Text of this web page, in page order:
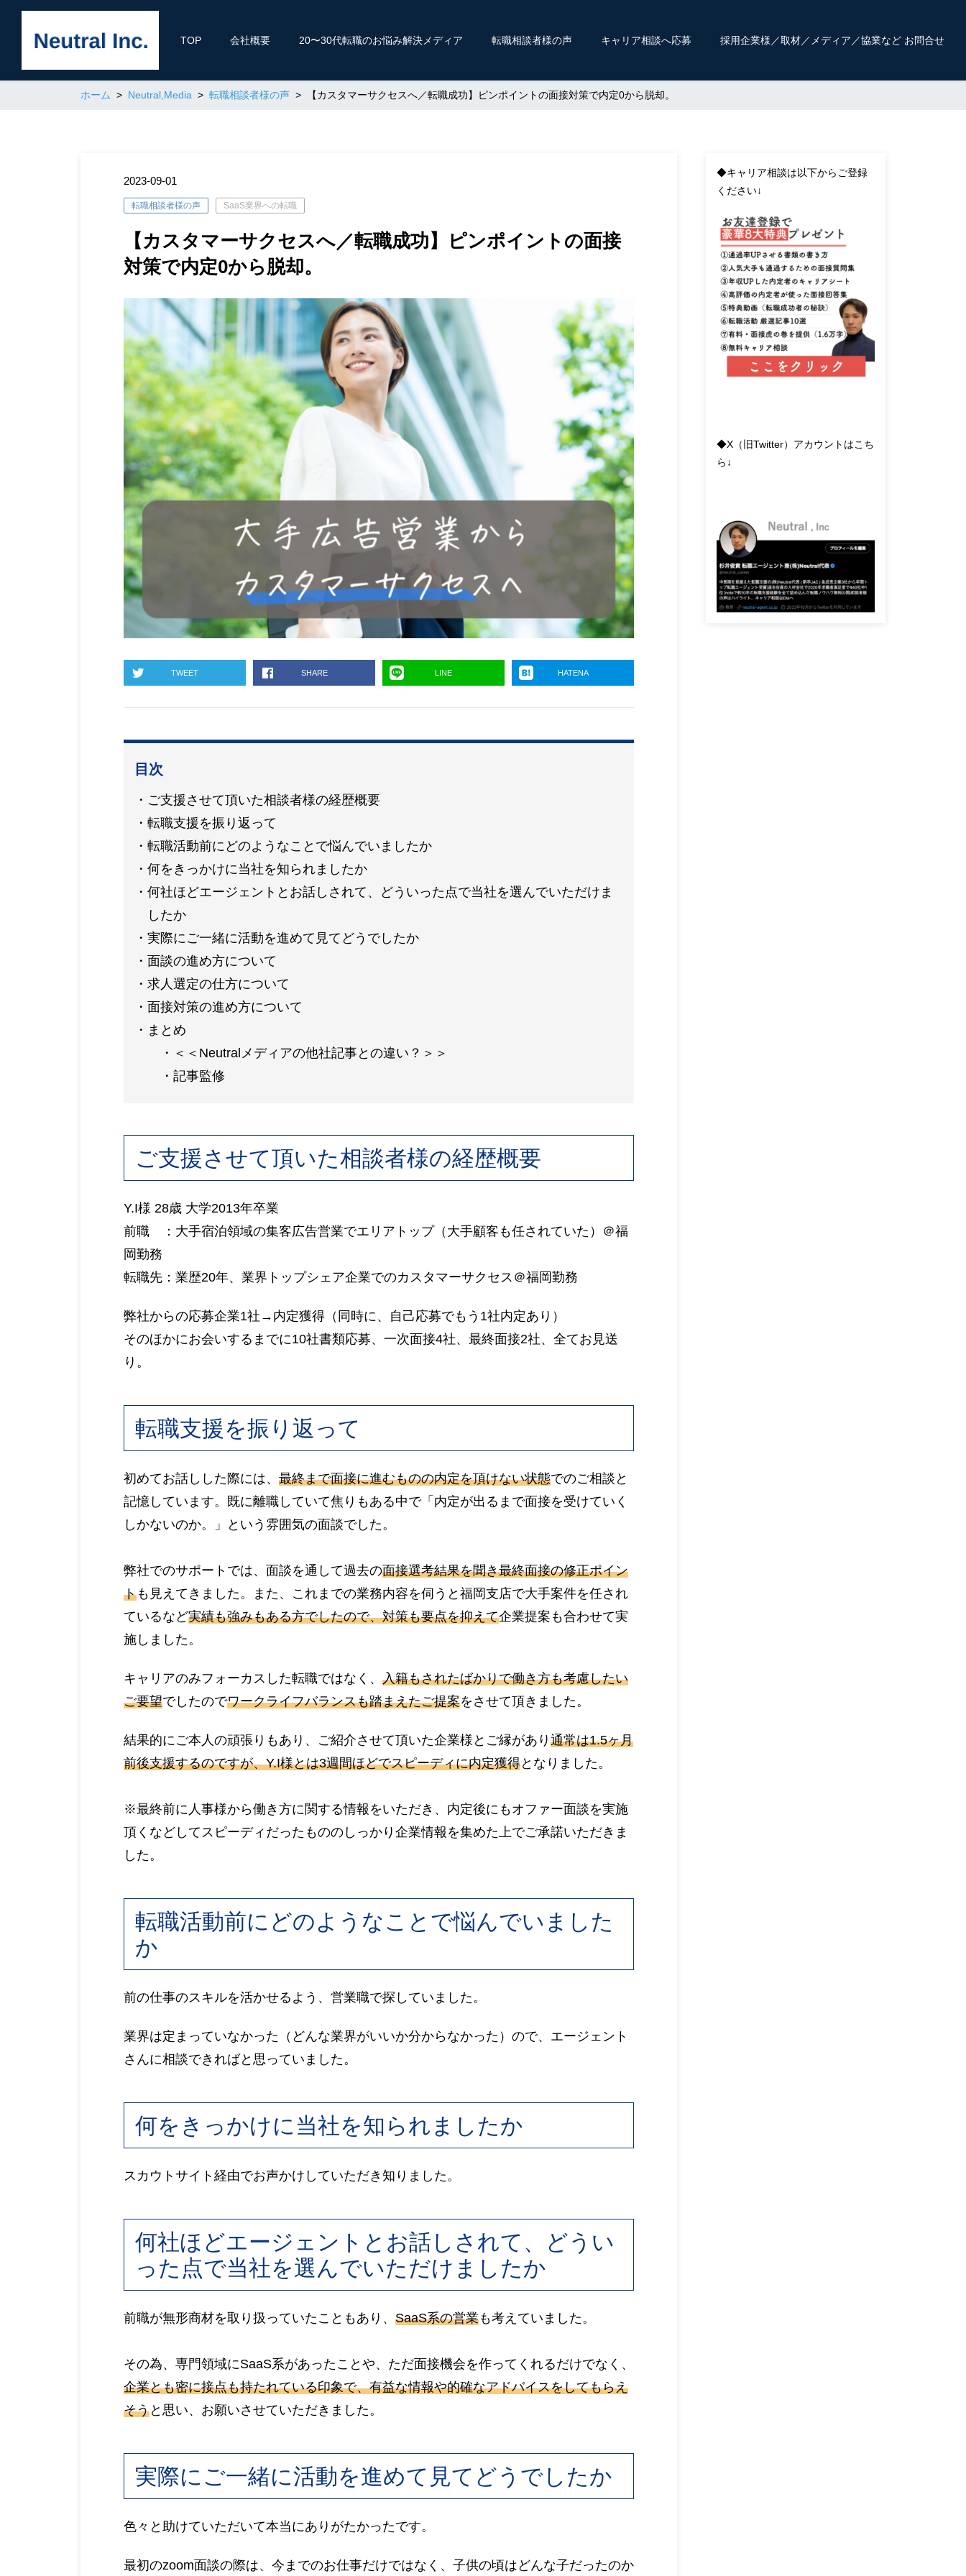
TOP 会社概要 20〜30代転職のお悩み解決メディア 転職相談者様の声 キャリア相談へ応募 採用企業様／取材／メディア／協業など お問合せ
ホーム Neutral,Media 転職相談者様の声 【カスタマーサクセスへ／転職成功】ピンポイントの面接対策で内定0から脱却。
2023-09-01
転職相談者様の声 SaaS業界への転職
【カスタマーサクセスへ／転職成功】ピンポイントの面接
対策で内定0から脱却。
TWEET SHARE LINE HATENA
目次
ご支援させて頂いた相談者様の経歴概要
転職支援を振り返って
転職活動前にどのようなことで悩んでいましたか
何をきっかけに当社を知られましたか
何社ほどエージェントとお話しされて、どういった点で当社を選んでいただけま
したか
実際にご一緒に活動を進めて見てどうでしたか
面談の進め方について
求人選定の仕方について
面接対策の進め方について
まとめ
＜＜Neutralメディアの他社記事との違い？＞＞
記事監修
ご支援させて頂いた相談者様の経歴概要
Y.I様 28歳 大学2013年卒業
前職 ：大手宿泊領域の集客広告営業でエリアトップ（大手顧客も任されていた）＠福
岡勤務
転職先：業歴20年、業界トップシェア企業でのカスタマーサクセス＠福岡勤務
弊社からの応募企業1社→内定獲得（同時に、自己応募でもう1社内定あり）
そのほかにお会いするまでに10社書類応募、一次面接4社、最終面接2社、全てお見送
り。
転職支援を振り返って
初めてお話しした際には、 最終まで面接に進むものの内定を頂けない状態でのご相談と
記憶しています。既に離職していて焦りもある中で「内定が出るまで面接を受けていく
しかないのか。」という雰囲気の面談でした。
弊社でのサポートでは、面談を通して過去の面接選考結果を聞き最終面接の修正ポイン
トも見えてきました。また、これまでの業務内容を伺うと福岡支店で大手案件を任され
ているなど実績も強みもある方でしたので、対策も要点を抑えて企業提案も合わせて実
施しました。
キャリアのみフォーカスした転職ではなく、 入籍もされたばかりで働き方も考慮したい
ご要望でしたのでワークライフバランスも踏まえたご提案をさせて頂きました。
結果的にご本人の頑張りもあり、ご紹介させて頂いた企業様とご縁があり 通常は1.5ヶ月
前後支援するのですが、Y.I様とは3週間ほどでスピーディに内定獲得となりました。
※最終前に人事様から働き方に関する情報をいただき、内定後にもオファー面談を実施
頂くなどしてスピーディだったもののしっかり企業情報を集めた上でご承諾いただきま
した。
転職活動前にどのようなことで悩んでいました
か
前の仕事のスキルを活かせるよう、営業職で探していました。
業界は定まっていなかった（どんな業界がいいか分からなかった）ので、エージェント
さんに相談できればと思っていました。
何をきっかけに当社を知られましたか
スカウトサイト経由でお声かけしていただき知りました。
何社ほどエージェントとお話しされて、どうい
った点で当社を選んでいただけましたか
前職が無形商材を取り扱っていたこともあり、 SaaS系の営業も考えていました。
その為、専門領域にSaaS系があったことや、ただ面接機会を作ってくれるだけでなく、
企業とも密に接点も持たれている印象で、有益な情報や的確なアドバイスをしてもらえ
そうと思い、お願いさせていただきました。
実際にご一緒に活動を進めて見てどうでしたか
色々と助けていただいて本当にありがたかったです。
最初のzoom面談の際は、今までのお仕事だけではなく、子供の頃はどんな子だったのか
◆キャリア相談は以下からご登録
ください↓
◆X（旧Twitter）アカウントはこち
ら↓